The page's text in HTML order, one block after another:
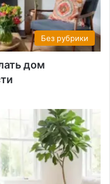
Без рубрики
дом